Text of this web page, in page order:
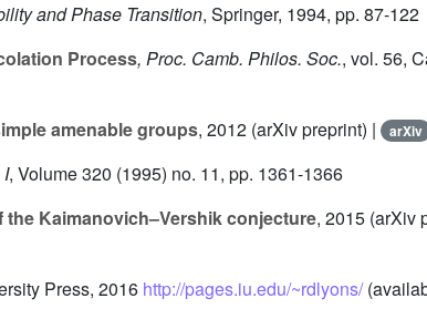
and Phase Transition, Springer, 1994, pp. 87-122
Process, Proc. Camb. Philos. Soc., vol. 56,
amenable groups, 2012 (arXiv preprint) | arXiv
I, Volume 320 (1995) no. 11, pp. 1361-1366
Kaimanovich–Vershik conjecture, 2015 (arXiv
Press, 2016 http://pages.iu.edu/~rdlyons/